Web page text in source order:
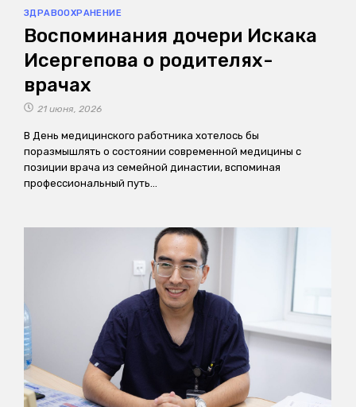
ЗДРАВООХРАНЕНИЕ
Воспоминания дочери Искака
Исергепова о родителях-
врачах
21 июня, 2026
В День медицинского работника хотелось бы
поразмышлять о состоянии современной медицины с
позиции врача из семейной династии, вспоминая
профессиональный путь…